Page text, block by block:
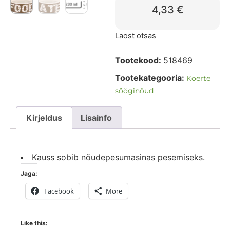
4,33 €
Laost otsas
Tootekood: 518469
Tootekategooria: Koerte
sööginõud
Kirjeldus Lisainfo
Kauss sobib nõudepesumasinas pesemiseks.
Jaga:
Facebook More
Like this: